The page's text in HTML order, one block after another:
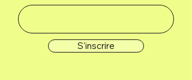
S'inscrire